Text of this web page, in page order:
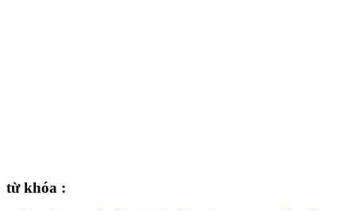
từ khóa :